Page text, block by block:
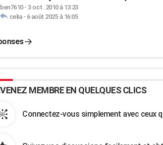
ben7610- 3 oct. 2010 à 13:23
celia- 6 août 2025 à 16:05
MEMBRE EN QUELQUES CLICS
Connectez-vous simplement avec ceux